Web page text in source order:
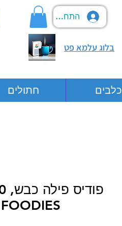
התחבר
בלוג עלמא פט
חתולים כלבים
FOODIES